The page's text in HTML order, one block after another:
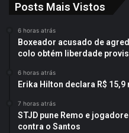
Posts Mais Vistos
6 horas atrás
Boxeador acusado de
colo obtém liberdade
6 horas atrás
Erika Hilton declara R$
7 horas atrás
STJD pune Remo e
contra o Santos